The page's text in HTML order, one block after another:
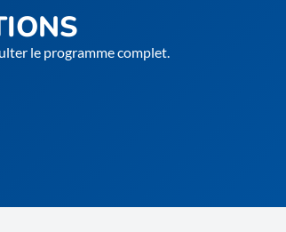
le programme complet.